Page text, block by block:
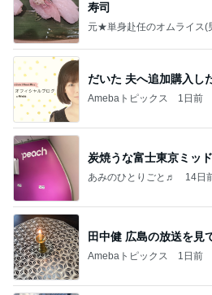
寿司
元★単身赴任のオムライス(
だいた 夫へ追加購入し
Amebaトピックス 1日前
炭焼うな富士東京ミッ
あみのひとりごと♬ 14日
田中健 広島の放送を見
Amebaトピックス 1日前